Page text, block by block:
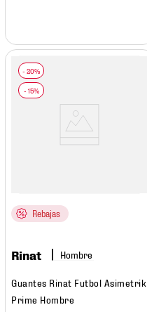
Rebajas
Rinat Hombre
Guantes Rinat Futbol Asimetrik
Prime Hombre